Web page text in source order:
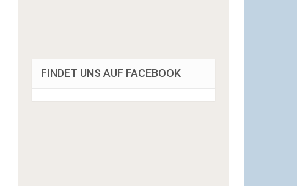
FINDET UNS AUF FACEBOOK